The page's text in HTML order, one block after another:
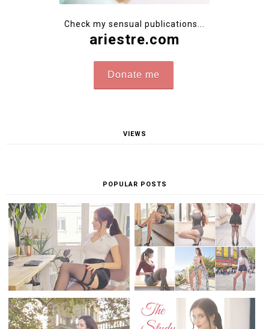
Check my sensual publications...
ariestre.com
Donate me
VIEWS
POPULAR POSTS